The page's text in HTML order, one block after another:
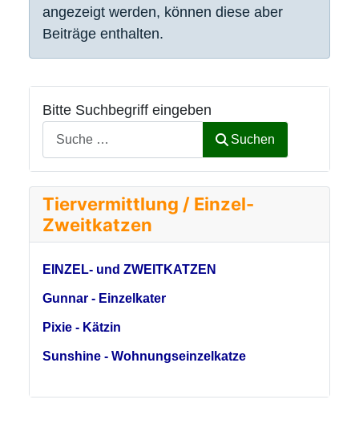
Bitte Suchbegriff eingeben
Suchen
Tiervermittlung / Einzel-
Zweitkatzen
EINZEL- und ZWEITKATZEN
Gunnar - Einzelkater
Pixie - Kätzin
Sunshine - Wohnungseinzelkatze
angezeigt werden, können diese aber
Beiträge enthalten.